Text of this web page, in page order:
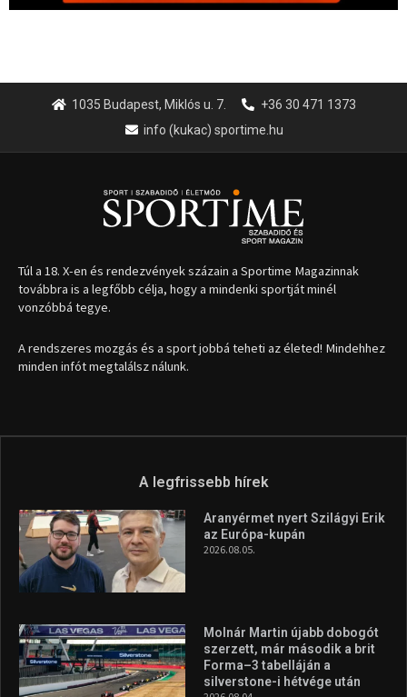
1035 Budapest, Miklós u. 7.
+36 30 471 1373
info (kukac) sportime.hu
Túl a 18. X-en és rendezvények százain a Sportime Magazinnak
továbbra is a legfőbb célja, hogy a mindenki sportját minél
vonzóbbá tegye.
A rendszeres mozgás és a sport jobbá teheti az életed! Mindehhez
minden infót megtalálsz nálunk.
A legfrissebb hírek
Aranyérmet nyert Szilágyi Erik
az Európa-kupán
2026.08.05.
Molnár Martin újabb dobogót
szerzett, már második a brit
Forma–3 tabelláján a
silverstone-i hétvége után